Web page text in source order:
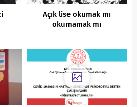
Açık lise okumak mı
okumamak mı